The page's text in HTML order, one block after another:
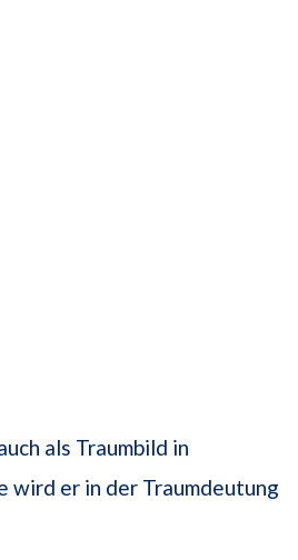
als Traumbild in
wird er in der Traumdeutung